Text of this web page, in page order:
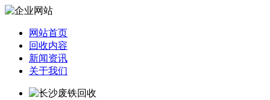
网站首页
回收内容
新闻资讯
关于我们